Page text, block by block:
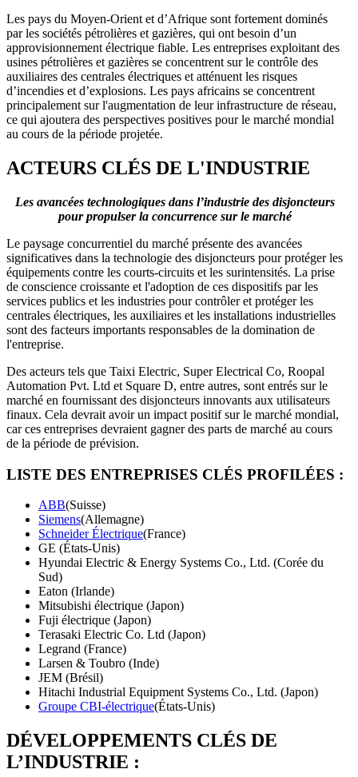
Les pays du Moyen-Orient et d’Afrique sont fortement dominés
par les sociétés pétrolières et gazières, qui ont besoin d’un
approvisionnement électrique fiable. Les entreprises exploitant des
usines pétrolières et gazières se concentrent sur le contrôle des
auxiliaires des centrales électriques et atténuent les risques
d’incendies et d’explosions. Les pays africains se concentrent
principalement sur l'augmentation de leur infrastructure de réseau,
ce qui ajoutera des perspectives positives pour le marché mondial
au cours de la période projetée.
ACTEURS CLÉS DE L'INDUSTRIE
Les avancées technologiques dans l’industrie des disjoncteurs
pour propulser la concurrence sur le marché
Le paysage concurrentiel du marché présente des avancées
significatives dans la technologie des disjoncteurs pour protéger les
équipements contre les courts-circuits et les surintensités. La prise
de conscience croissante et l'adoption de ces dispositifs par les
services publics et les industries pour contrôler et protéger les
centrales électriques, les auxiliaires et les installations industrielles
sont des facteurs importants responsables de la domination de
l'entreprise.
Des acteurs tels que Taixi Electric, Super Electrical Co, Roopal
Automation Pvt. Ltd et Square D, entre autres, sont entrés sur le
marché en fournissant des disjoncteurs innovants aux utilisateurs
finaux. Cela devrait avoir un impact positif sur le marché mondial,
car ces entreprises devraient gagner des parts de marché au cours
de la période de prévision.
LISTE DES ENTREPRISES CLÉS PROFILÉES :
ABB(Suisse)
Siemens(Allemagne)
Schneider Électrique(France)
GE (États-Unis)
Hyundai Electric & Energy Systems Co., Ltd. (Corée du
Sud)
Eaton (Irlande)
Mitsubishi électrique (Japon)
Fuji électrique (Japon)
Terasaki Electric Co. Ltd (Japon)
Legrand (France)
Larsen & Toubro (Inde)
JEM (Brésil)
Hitachi Industrial Equipment Systems Co., Ltd. (Japon)
Groupe CBI-électrique(États-Unis)
DÉVELOPPEMENTS CLÉS DE
L’INDUSTRIE :